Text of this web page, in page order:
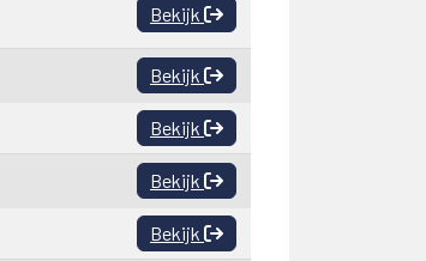
Bekijk
Bekijk
Bekijk
Bekijk
Bekijk